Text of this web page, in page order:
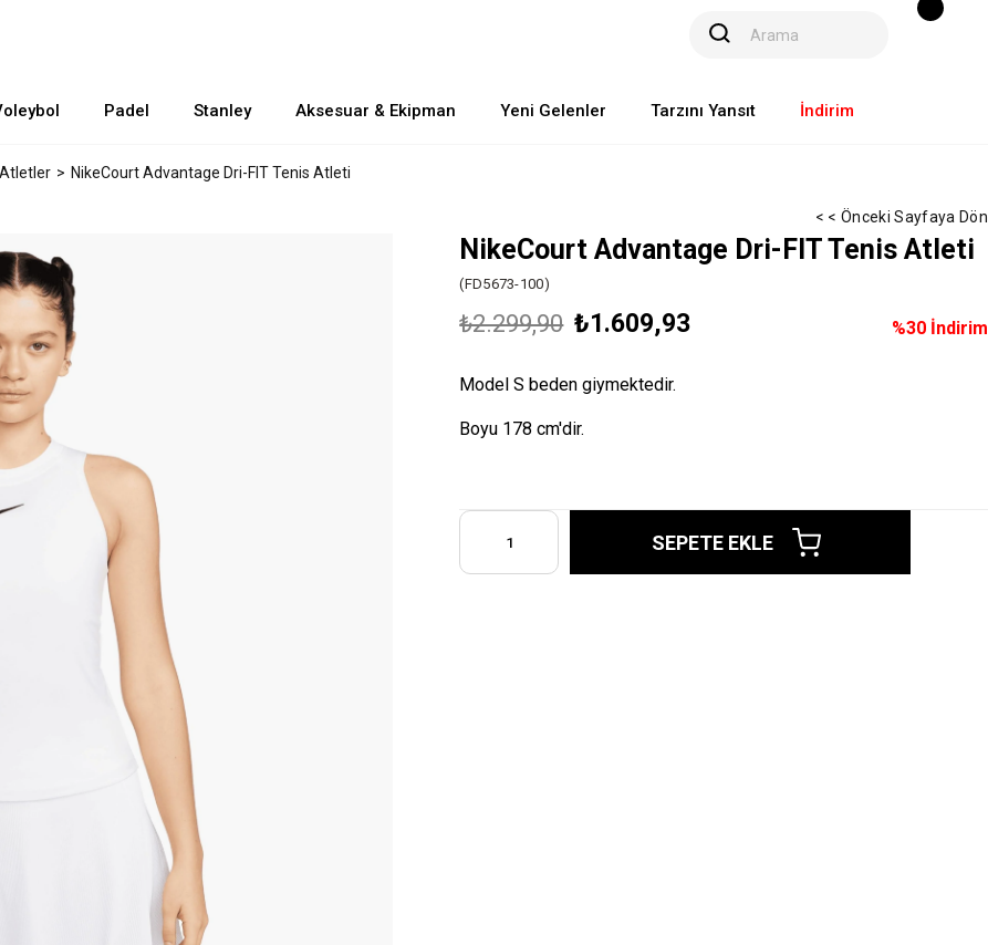
Padel Stanley Aksesuar & Ekipman Yeni Gelenler Tarzını Yansıt İndirim
NikeCourt Advantage Dri-FIT Tenis Atleti
< < Önceki Sayfaya Dön
NikeCourt Advantage Dri-FIT Tenis Atleti
(FD5673-100)
%30İndirim
₺2.299,90 ₺1.609,93
Model S beden giymektedir.
Boyu 178 cm'dir.